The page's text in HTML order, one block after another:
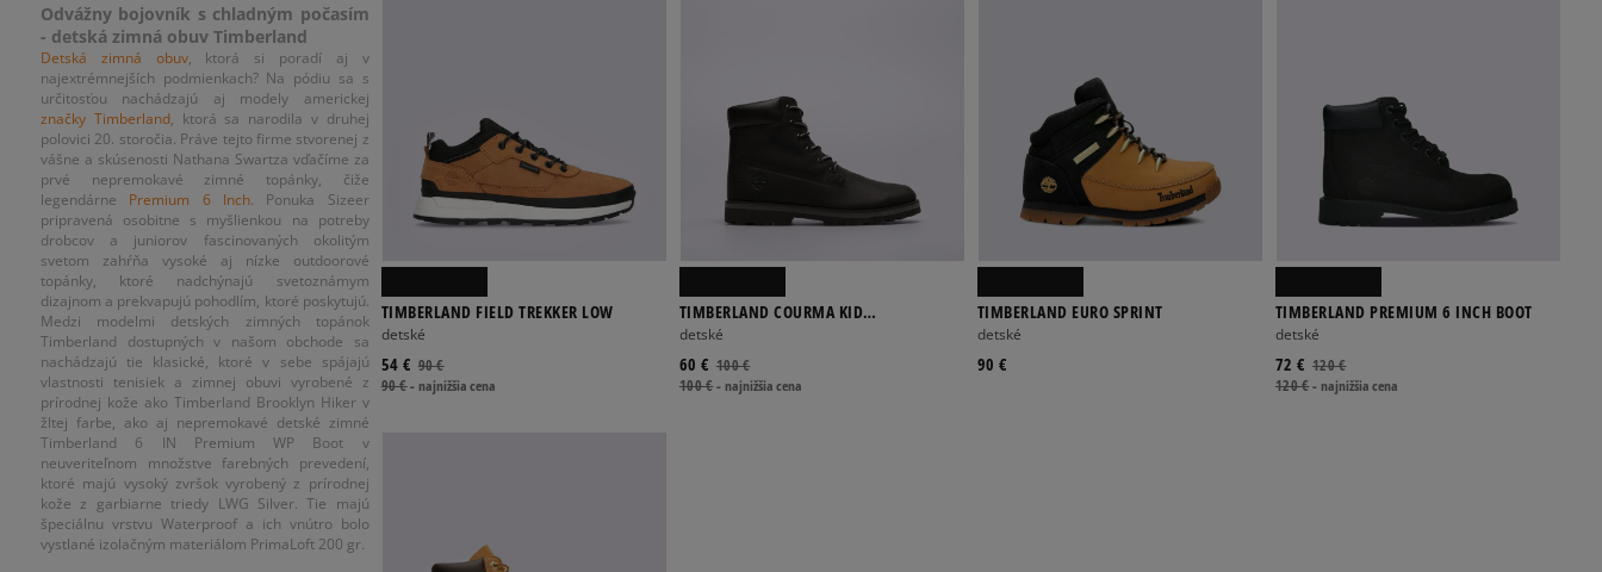
Odvážny bojovník s chladným počasím
- detská zimná obuv Timberland
Detská zimná obuv, ktorá si poradí aj v
najextrémnejších podmienkach? Na pódiu sa s
určitosťou nachádzajú aj modely americkej
značky Timberland, ktorá sa narodila v druhej
polovici 20. storočia. Práve tejto firme stvorenej z
vášne a skúsenosti Nathana Swartza vďačíme za
prvé nepremokavé zimné topánky, čiže
legendárne Premium 6 Inch. Ponuka Sizeer
pripravená osobitne s myšlienkou na potreby
drobcov a juniorov fascinovaných okolitým
svetom zahŕňa vysoké aj nízke outdoorové
topánky, ktoré nadchýnajú svetoznámym
dizajnom a prekvapujú pohodlím, ktoré poskytujú.
Medzi modelmi detských zimných topánok
Timberland dostupných v našom obchode sa
nachádzajú tie klasické, ktoré v sebe spájajú
vlastnosti tenisiek a zimnej obuvi vyrobené z
prírodnej kože ako Timberland Brooklyn Hiker v
žltej farbe, ako aj nepremokavé detské zimné
Timberland 6 IN Premium WP Boot v
neuveriteľnom množstve farebných prevedení,
ktoré majú vysoký zvršok vyrobený z prírodnej
kože z garbiarne triedy LWG Silver. Tie majú
špeciálnu vrstvu Waterproof a ich vnútro bolo
vystlané izolačným materiálom PrimaLoft 200 gr.
TIMBERLAND FIELD TREKKER LOW
detské
90 €
54 €
90 €-najnižšia cena
TIMBERLAND COURMA KID
TRADITIONAL6IN
detské
100 €
60 €
100 €-najnižšia cena
TIMBERLAND EURO SPRINT
detské
90 €
TIMBERLAND PREMIUM 6 INCH BOOT
detské
120 €
72 €
120 €-najnižšia cena